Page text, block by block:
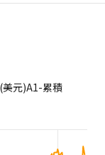
元)A1-累積